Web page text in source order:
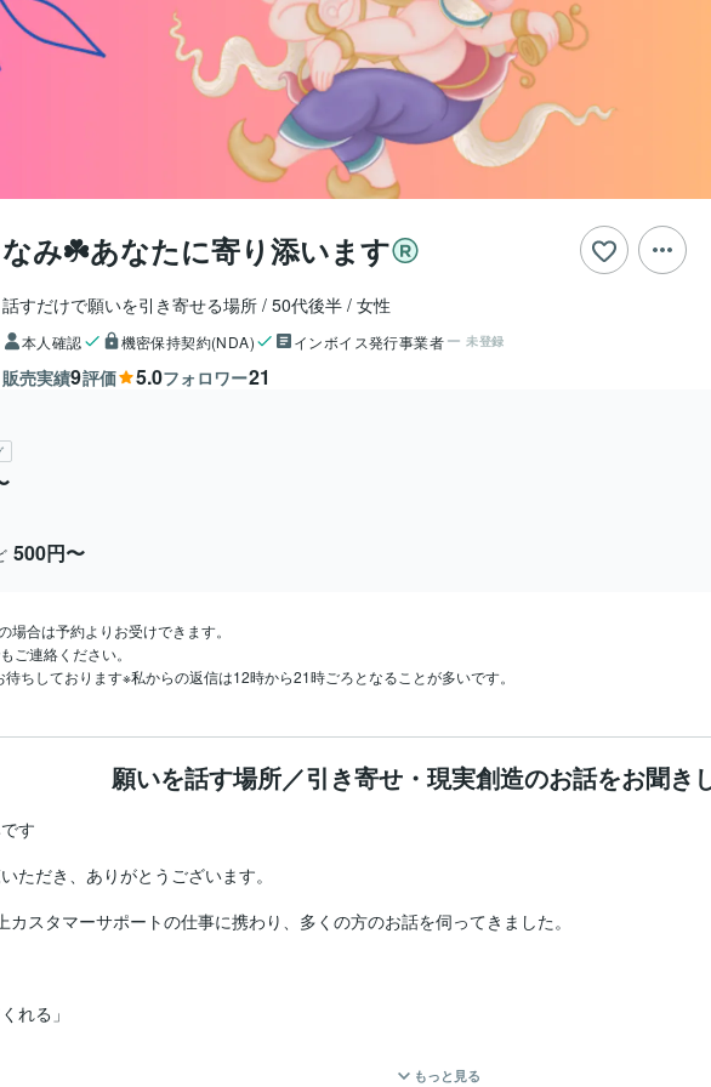
なみ☘️あなたに寄り添います
話すだけで願いを引き寄せる場所 50代後半 女性
本人確認 機密保持契約(NDA) インボイス発行事業者 未登録
販売実績9評価 5.0フォロワー21
500円〜
合は予約よりお受けできます。
連絡ください。
ちしております※私からの返信は12時から21時ごろとなることが多いです。
願いを話す場所／引き寄せ・現実創造のお話をお聞き
す
ただき、ありがとうございます。
カスタマーサポートの仕事に携わり、多くの方のお話を伺ってきました。
れる」
もっと見る